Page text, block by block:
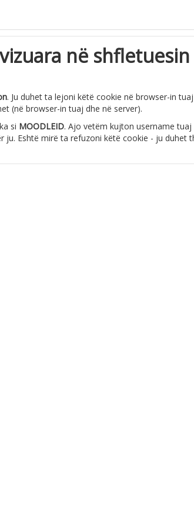
në
. Ju duhet ta lejoni këtë cookie në browser-in
(në browser-in tuaj dhe në server).
si MOODLEID. Ajo vetëm kujton username
Eshtë mirë ta refuzoni këtë cookie - ju duhet